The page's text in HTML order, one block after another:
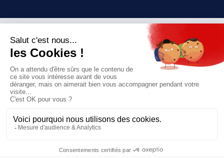
QUI SOMMES-NOUS?
MENTIONS LÉGALES
POLITIQUE DE CONFIDENTIALITÉ